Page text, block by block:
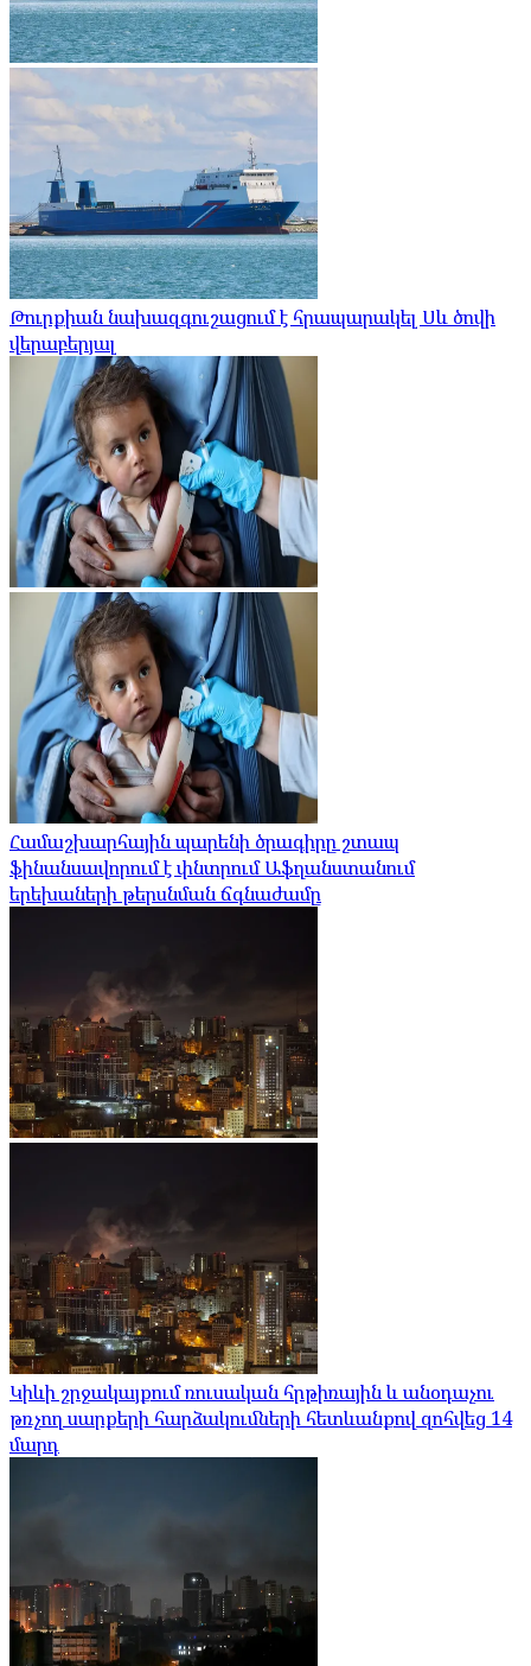
Թուրքիան նախազգուշացում է հրապարակել Սև ծովի
վերաբերյալ
Համաշխարհային պարենի ծրագիրը շտապ
ֆինանսավորում է փնտրում Աֆղանստանում
երեխաների թերսնման ճգնաժամը
Կիևի շրջակայքում ռուսական հրթիռային և անօդաչու
թռչող սարքերի հարձակումների հետևանքով զոհվեց 14
մարդ